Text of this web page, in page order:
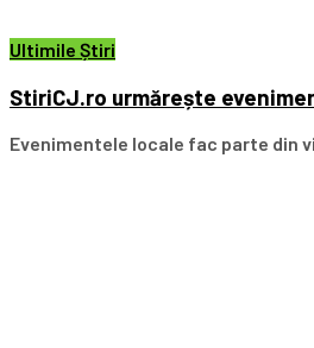
Ultimile Știri
StiriCJ.ro urmărește
Evenimentele locale fac parte din